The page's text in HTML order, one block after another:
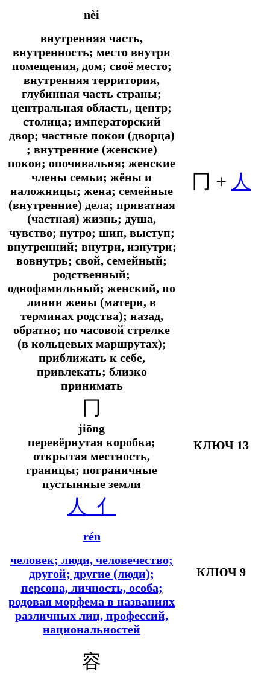
nèi
внутренняя часть,
внутренность; место внутри
помещения, дом; своё место;
внутренняя территория,
глубинная часть страны;
центральная область, центр;
столица; императорский
двор; частные покои (дворца)
; внутренние (женские)
покои; опочивальня; женские
члены семьи; жёны и
наложницы; жена; семейные
(внутренние) дела; приватная
(частная) жизнь; душа,
чувство; нутро; шип, выступ;
внутренний; внутри, изнутри;
вовнутрь; свой, семейный;
родственный;
однофамильный; женский, по
линии жены (матери, в
терминах родства); назад,
обратно; по часовой стрелке
(в кольцевых маршрутах);
приближать к себе,
привлекать; близко
принимать
冂 + 人
冂
jiōng
перевёрнутая коробка;
открытая местность,
границы; пограничные
пустынные земли
КЛЮЧ 13
人 亻
rén
человек; люди, человечество;
другой; другие (люди);
персона, личность, особа;
родовая морфема в названиях
различных лиц, профессий,
национальностей
КЛЮЧ 9
容